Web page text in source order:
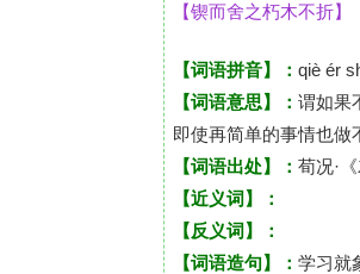
【锲而舍之朽木不折】
【词语拼音】： qiè ér
【词语意思】： 谓如果
即使再简单的事情也做
【词语出处】： 荀况·
【近义词】：
【反义词】：
【词语造句】： 学习就